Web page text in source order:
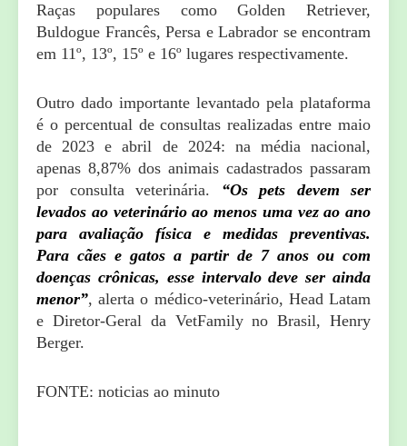
Raças populares como Golden Retriever,
Buldogue Francês, Persa e Labrador se encontram
em 11º, 13º, 15º e 16º lugares respectivamente.
Outro dado importante levantado pela plataforma
é o percentual de consultas realizadas entre maio
de 2023 e abril de 2024: na média nacional,
apenas 8,87% dos animais cadastrados passaram
por consulta veterinária. “Os pets devem ser
levados ao veterinário ao menos uma vez ao ano
para avaliação física e medidas preventivas.
Para cães e gatos a partir de 7 anos ou com
doenças crônicas, esse intervalo deve ser ainda
menor”, alerta o médico-veterinário, Head Latam
e Diretor-Geral da VetFamily no Brasil, Henry
Berger.
FONTE: noticias ao minuto